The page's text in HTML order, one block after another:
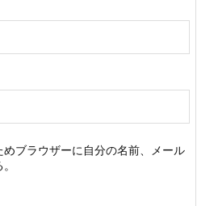
ブラウザーに自分の名前、メール